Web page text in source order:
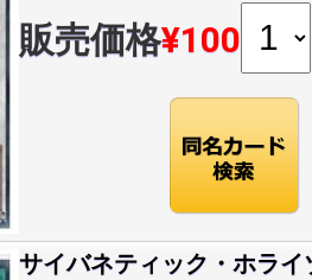
販売価格¥100
サイバネティック・ホライ